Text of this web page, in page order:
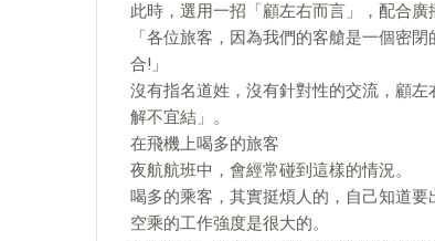
此時，選用一招「顧左右而言」，配合廣
「各位旅客，因為我們的客艙是一個密
合!」
沒有指名道姓，沒有針對性的交流，顧
解不宜結」。
在飛機上喝多的旅客
夜航航班中，會經常碰到這樣的情況。
喝多的乘客，其實挺煩人的，自己知道
空乘的工作強度是很大的。